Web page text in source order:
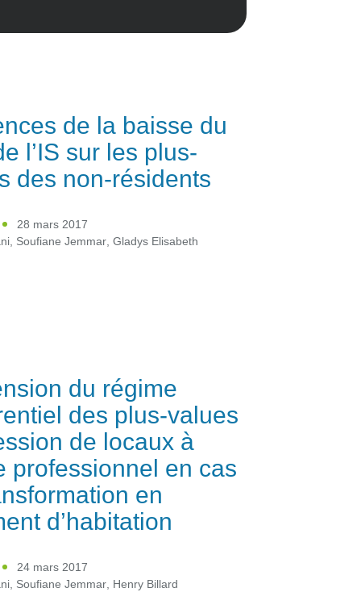
de la baisse du
l’IS sur les plus-
des non-résidents
28 mars 2017
, Soufiane Jemmar,Gladys Elisabeth
du régime
des plus-values
de locaux à
professionnel en cas
en
d’habitation
24 mars 2017
Soufiane Jemmar Henry Billard